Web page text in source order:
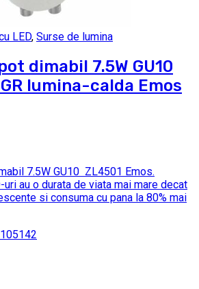
LED, Surse de lumina
dimabil 7.5W GU10
lumina-calda Emos
7.5W GU10 ZL4501 Emos.
uri au o durata de viata mai mare decat
si consuma cu pana la 80% mai